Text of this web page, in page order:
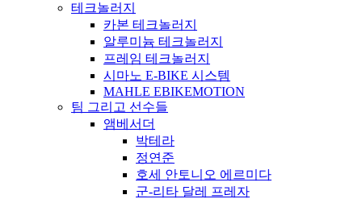
테크놀러지
카본 테크놀러지
알루미늄 테크놀러지
프레임 테크놀러지
시마노 E-BIKE 시스템
MAHLE EBIKEMOTION
팀 그리고 선수들
앰베서더
박테라
정연준
호세 안토니오 에르미다
군-리타 달레 프레자